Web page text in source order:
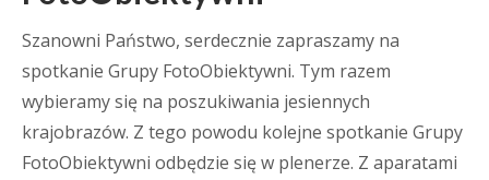
Szanowni Państwo, serdecznie zapraszamy na
spotkanie Grupy FotoObiektywni. Tym razem
wybieramy się na poszukiwania jesiennych
krajobrazów. Z tego powodu kolejne spotkanie Grupy
FotoObiektywni odbędzie się w plenerze. Z aparatami